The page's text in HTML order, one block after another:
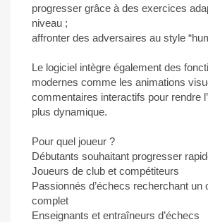
progresser grâce à des exercices
niveau ;
affronter des adversaires au style
Le logiciel intègre également des
modernes comme les animations
commentaires interactifs pour rendre
plus dynamique.
Pour quel joueur ?
Débutants souhaitant progresser
Joueurs de club et compétiteurs
Passionnés d’échecs recherchant un
complet
Enseignants et entraîneurs d’échecs